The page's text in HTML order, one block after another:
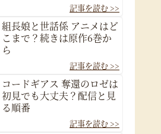
組長娘と世話係 アニメはど
こまで？続きは原作6巻か
ら
コードギアス 奪還のロゼは
初見でも大丈夫？配信と見
る順番